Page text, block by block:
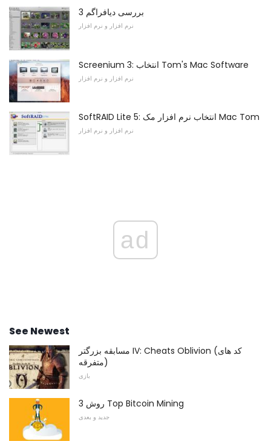
بررسی دیافراگم 3
نرم افزار و نرم افزار
Screenium 3: انتخاب Tom's Mac Software
نرم افزار و نرم افزار
SoftRAID Lite 5: انتخاب نرم افزار مک Mac Tom
نرم افزار و نرم افزار
ad
See Newest
مسابقه بزرگتر IV: Cheats Oblivion (کد های
متفرقه)
بازی
3 روش Top Bitcoin Mining
جدید و بعدی